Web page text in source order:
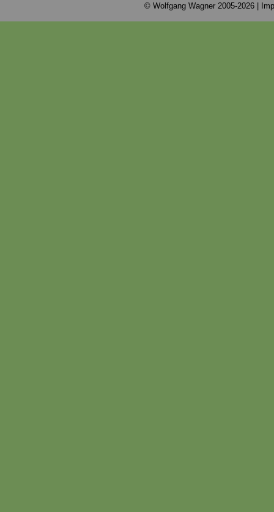
© Wolfgang Wagner 2005-2026 |